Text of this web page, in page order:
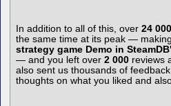
In addition to all of this, over24 000
the same time at its peak —
strategy game Demo in
— and you left over2 000 reviews
also sent us thousands of
thoughts on what you liked and